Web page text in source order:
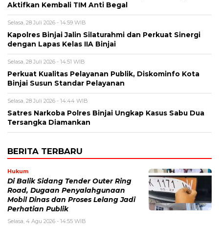
Aktifkan Kembali TIM Anti Begal
Selasa, 28 Juli 2026 - 14:59 WIB
Kapolres Binjai Jalin Silaturahmi dan Perkuat Sinergi
dengan Lapas Kelas IIA Binjai
Selasa, 28 Juli 2026 - 14:51 WIB
Perkuat Kualitas Pelayanan Publik, Diskominfo Kota
Binjai Susun Standar Pelayanan
Selasa, 28 Juli 2026 - 14:44 WIB
Satres Narkoba Polres Binjai Ungkap Kasus Sabu Dua
Tersangka Diamankan
BERITA TERBARU
Hukum
Di Balik Sidang Tender Outer Ring
Road, Dugaan Penyalahgunaan
Mobil Dinas dan Proses Lelang Jadi
Perhatian Publik
Selasa, 4 Agu 2026 - 14:55 WIB